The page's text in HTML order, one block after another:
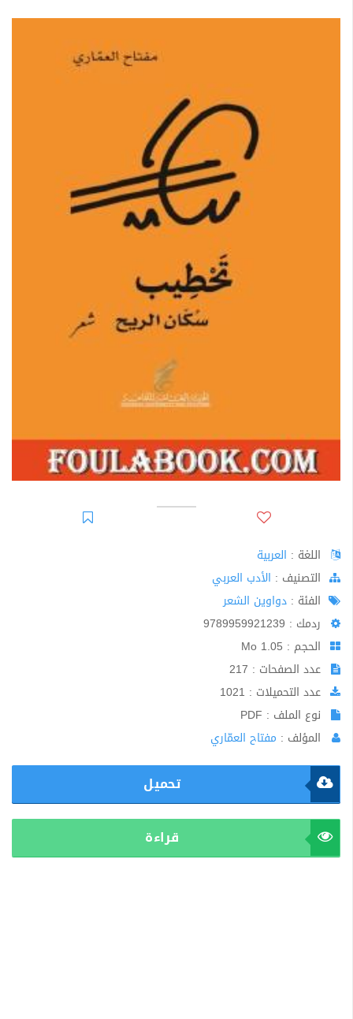
اللغة : العربية
اﻟﺘﺼﻨﻴﻒ : الأدب العربي
الفئة : دواوين الشعر
ردمك : 9789959921239
الحجم : 1.05 Mo
عدد الصفحات : 217
عدد التحميلات : 1021
نوع الملف : PDF
المؤلف : مفتاح العمّاري
تحميل
قراءة